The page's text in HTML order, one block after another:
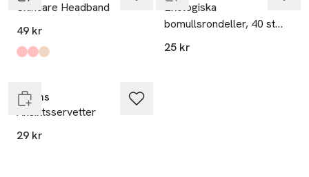
Skincare Headband
49 kr
Produkten finns i färgerna:
Black,
Pink,
Beige,
Ekologiska
bomullsrondeller, 40 st
ovala
25 kr
Ta 2 betala 35:-
Åhléns
Ansiktsservetter
29 kr